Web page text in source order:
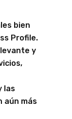
bien
Profile.
y
las
aún más